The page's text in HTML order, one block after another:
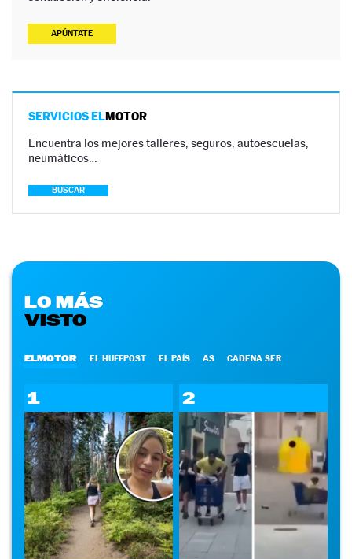
APÚNTATE
SERVICIOS ELMOTOR
Encuentra los mejores talleres, seguros, autoescuelas,
neumáticos…
BUSCAR
LO MÁS
VISTO
ELMOTOR EL HUFFPOST EL PAÍS AS CADENA SER
1 2